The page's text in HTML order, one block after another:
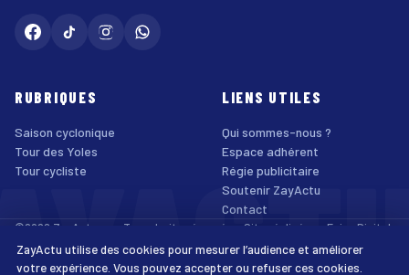
RUBRIQUES
Saison cyclonique
Tour des Yoles
Tour cycliste
LIENS UTILES
Qui sommes-nous ?
Espace adhérent
Régie publicitaire
Soutenir ZayActu
Contact
©2026 ZayActu.org. Tous droits réservés. · Site réalisé par Enjoy Digital
Agency
Mentions légales
Confidentialité Cookies Accessibilité
ZayActu utilise des cookies pour mesurer l’audience et améliorer
votre expérience. Vous pouvez accepter ou refuser ces cookies.